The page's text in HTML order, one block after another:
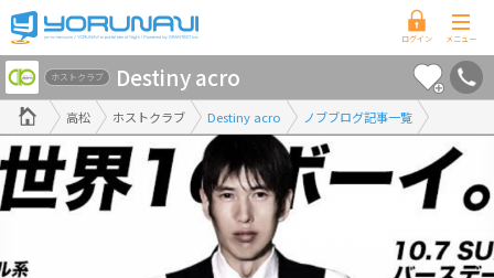
香
川
県
版
高松 ホストクラブ Destiny acro ノブブログ記事一覧
ホストクラブ Destiny acro